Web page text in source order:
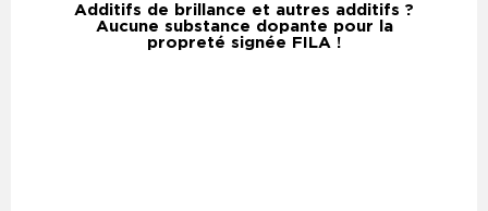
Additifs de brillance et autres additifs ?
Aucune substance dopante pour la
propreté signée FILA !